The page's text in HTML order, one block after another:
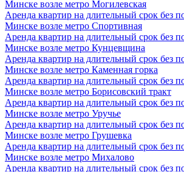
Минске возле метро Могилевская
Аренда квартир на длительный срок без
Минске возле метро Спортивная
Аренда квартир на длительный срок без
Минске возле метро Кунцевщина
Аренда квартир на длительный срок без
Минске возле метро Каменная горка
Аренда квартир на длительный срок без
Минске возле метро Борисовский тракт
Аренда квартир на длительный срок без
Минске возле метро Уручье
Аренда квартир на длительный срок без
Минске возле метро Грушевка
Аренда квартир на длительный срок без
Минске возле метро Михалово
Аренда квартир на длительный срок без